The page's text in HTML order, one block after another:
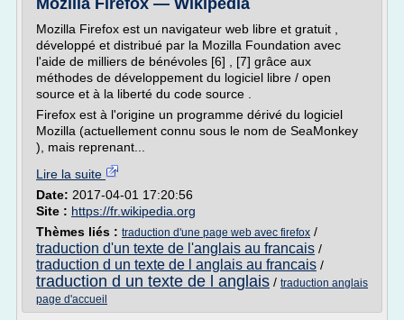
Mozilla Firefox — Wikipédia
Mozilla Firefox est un navigateur web libre et gratuit ,
développé et distribué par la Mozilla Foundation avec
l'aide de milliers de bénévoles [6] , [7] grâce aux
méthodes de développement du logiciel libre / open
source et à la liberté du code source .
Firefox est à l'origine un programme dérivé du logiciel
Mozilla (actuellement connu sous le nom de SeaMonkey
), mais reprenant...
Lire la suite
Date: 2017-04-01 17:20:56
Site : https://fr.wikipedia.org
Thèmes liés : traduction d'une page web avec firefox /
traduction d'un texte de l'anglais au francais /
traduction d un texte de l anglais au francais /
traduction d un texte de l anglais / traduction anglais
page d'accueil